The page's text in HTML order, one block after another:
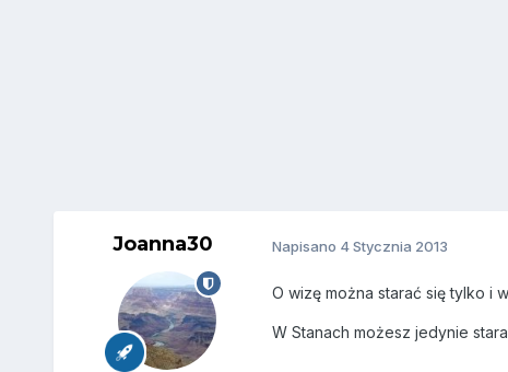
Joanna30 Napisano 4 Stycznia 2013
O wizę można starać się tylko i
W Stanach możesz jedynie